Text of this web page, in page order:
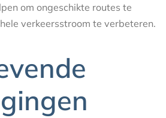
om ongeschikte routes te
verkeersstroom te verbeteren.